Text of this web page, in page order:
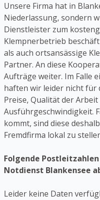
Unsere Firma hat in
Niederlassung, sondern
Dienstleister zum
Klempnerbetrieb
als auch ortsansässige
Partner. An diese
Aufträge weiter. Im Falle
haften wir leider nicht für
Preise, Qualität der
Ausführgeschwindigkeit.
kommt, sind diese
Fremdfirma lokal zu
Folgende
Notdienst Blankensee
Leider keine Daten